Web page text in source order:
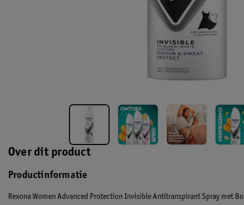
Over dit product
Productinformatie
Rexona Women Advanced Protection Invisible Antitranspirant Spray met